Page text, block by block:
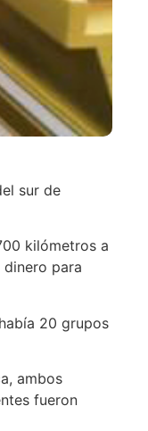
sur de
kilómetros a
para
20 grupos
ambos
fueron